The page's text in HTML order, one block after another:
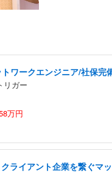
トワークエンジニア/社保完
リガー
万円
ライアント企業を繋ぐマ